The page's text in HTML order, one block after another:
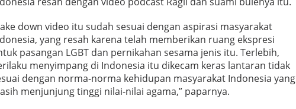
down video itu sudah sesuai dengan aspirasi masyarakat
yang resah karena telah memberikan ruang ekspresi
pasangan LGBT dan pernikahan sesama jenis itu. Terlebih,
menyimpang di Indonesia itu dikecam keras lantaran tidak
dengan norma-norma kehidupan masyarakat Indonesia yang
menjunjung tinggi nilai-nilai agama,” paparnya.